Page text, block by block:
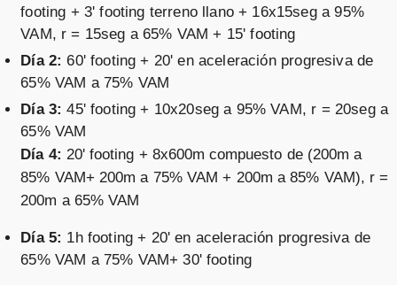
footing + 3' footing terreno llano + 16x15seg a 95%
VAM, r = 15seg a 65% VAM + 15' footing
Día 2: 60' footing + 20' en aceleración progresiva de
65% VAM a 75% VAM
Día 3: 45' footing + 10x20seg a 95% VAM, r = 20seg a
65% VAM
Día 4: 20' footing + 8x600m compuesto de (200m a
85% VAM+ 200m a 75% VAM + 200m a 85% VAM), r =
200m a 65% VAM
Día 5: 1h footing + 20' en aceleración progresiva de
65% VAM a 75% VAM+ 30' footing